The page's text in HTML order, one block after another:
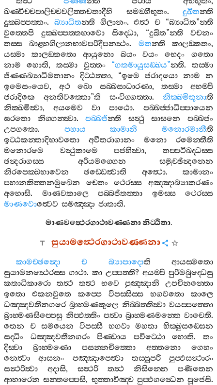
ඛණ‍්ඩිච‍්චපාලිච‍්චවලිත‍්තචතාදීහි
සමඞ‍්ගීභූතං. දුඛිතන‍්ති
දුක‍්ඛප‍්පත‍්තං. බ්‍යාධිතන‍්ති ගිලානං.එත්‍ථ ච “බ්‍යාධිත”න‍්ති
වුත‍්තෙපි
දුක‍්ඛප‍්පත‍්තභාවො සිද‍්ධො, “දුඛිත”න‍්ති
වචනං
තස‍්ස
බාළ‍්හගිලානභාවපරිදීපනත්‍ථං. මතන‍්ති කාලඞ‍්කතං,
යස‍්මා
කාලඞ‍්කතො ආයුනො ඛයං වයං භෙදං
ගතො
නාම
හොති,තස‍්මා වුත‍්තං “ගතමායුසඞ‍්ඛය”න‍්ති.තස‍්මා
ජිණ‍්ණබ්‍යාධිමතානං දිට‍්ඨත‍්තා, “ඉමෙ ජරාදයො නාම
න
ඉමෙසංයෙව, අථ ඛො සබ‍්බසාධාරණා,තස‍්මා
අහම‍්පි
ජරාදිකෙ
අනතිවත‍්තො”ති සංවිග‍්ගත‍්තා. නික‍්ඛමිතූනාති
නික‍්ඛමිත්‍වා, අයමෙව වා පාඨො. පබ‍්බජ‍්ජාධිප‍්පායෙන
ඝරතො
නිග‍්ගන‍්ත්‍වා.පබ‍්බජින‍්ති සත්‍ථු සාසනෙ
පබ‍්බජං
උපගතො. පහාය කාමානි මනොරමානීති
ඉට‍්ඨකන‍්තාදිභාවතො
අවීතරාගානං මනො
රමෙන‍්තීති
මනොරමෙ
වත්‍ථුකාමෙ පජහිත්‍වා,තප‍්පටිබද‍්ධස‍්ස
ඡන්‍දරාගස‍්ස
අරියමග‍්ගෙන
සමුච‍්ඡින්‍දනෙන
නිරපෙක‍්ඛභාවෙන
ඡඩ‍්ඩෙත්‍වාති අත්‍ථො.කාමානං
පහානකිත‍්තනමුඛෙන
චෙතං ථෙරස‍්ස
අඤ‍්ඤාබ්‍යාකරණං
අහොසි. මාණවකාලෙ පබ‍්බජිතත‍්තා ඉමස‍්ස
ථෙරස‍්ස
මාණවොත්‍වෙව සමඤ‍්ඤා ජාතාති.
මාණවත්‍ථෙරගාථාවණ‍්ණනානිට‍්ඨිතා.
සුයාමත්‍ථෙරගාථාවණ‍්ණනා
කාමච‍්ඡන්‍දො ච බ්‍යාපාදොති
ආයස‍්මතො
සුයාමනත්‍ථෙරස‍්ස ගාථා. කා උප‍්පත‍්ති? අයම‍්පි පුරිමබුද‍්ධෙසු
කතාධිකාරො
තත්‍ථ තත්‍ථ භවෙ පුඤ‍්ඤානි
උපචිනන‍්තො
ඉතො
එකනවුතෙ කප‍්පෙ විපස‍්සිස‍්ස භගවතො
කාලෙ
ධඤ‍්ඤවතීනගරෙ බ්‍රාහ‍්මණකුලෙ නිබ‍්බත‍්තිත්‍වා වයප‍්පත‍්තො
බ්‍රාහ‍්මණසිප‍්පෙසු නිප‍්ඵත‍්තිං පත්‍වා බ්‍රාහ‍්මණමන‍්තෙ වාචෙති.
තෙන
ච සමයෙන විපස‍්සී භගවා මහතා
භික‍්ඛුසඞ‍්ඝෙන
සද‍්ධිං
ධඤ‍්ඤවතීනගරං පිණ‍්ඩාය පවිට‍්ඨො හොති.තං
දිස‍්වා
බ්‍රාහ‍්මණො පසන‍්නචිත‍්තො අත‍්තනො
ගෙහං
නෙත්‍වා
ආසනං පඤ‍්ඤාපෙත්‍වා තස‍්සූපරි
පුප‍්ඵසන්‍ථාරං
සන්‍ථරිත්‍වා
අදාසි, සත්‍ථරි තත්‍ථ නිසින‍්නෙ
පණීතෙන
ආහාරෙන සන‍්තප‍්පෙසි, භුත‍්තාවිඤ‍්ච පුප‍්ඵගන්‍ධෙන පූජෙසි.